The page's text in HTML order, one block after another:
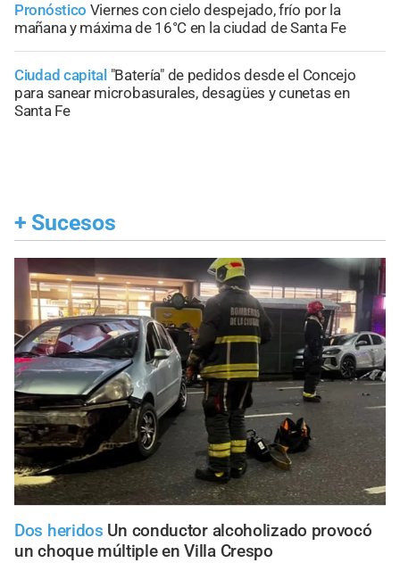
Pronóstico Viernes con cielo despejado, frío por la
mañana y máxima de 16°C en la ciudad de Santa Fe
Ciudad capital "Batería" de pedidos desde el Concejo
para sanear microbasurales, desagües y cunetas en
Santa Fe
+ Sucesos
Dos heridos Un conductor alcoholizado provocó
un choque múltiple en Villa Crespo